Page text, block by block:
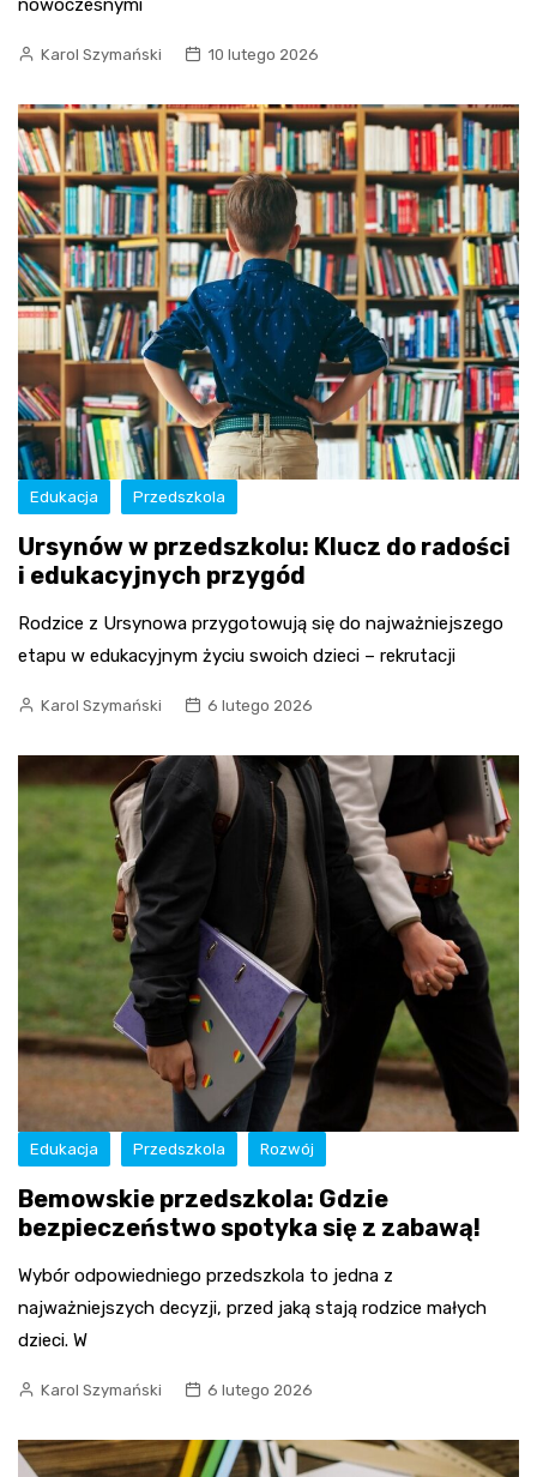
nowoczesnymi
Karol Szymański 10 lutego 2026
Edukacja Przedszkola
Ursynów w przedszkolu: Klucz do radości
i edukacyjnych przygód
Rodzice z Ursynowa przygotowują się do najważniejszego
etapu w edukacyjnym życiu swoich dzieci – rekrutacji
Karol Szymański 6 lutego 2026
Edukacja Przedszkola Rozwój
Bemowskie przedszkola: Gdzie
bezpieczeństwo spotyka się z zabawą!
Wybór odpowiedniego przedszkola to jedna z
najważniejszych decyzji, przed jaką stają rodzice małych
dzieci. W
Karol Szymański 6 lutego 2026